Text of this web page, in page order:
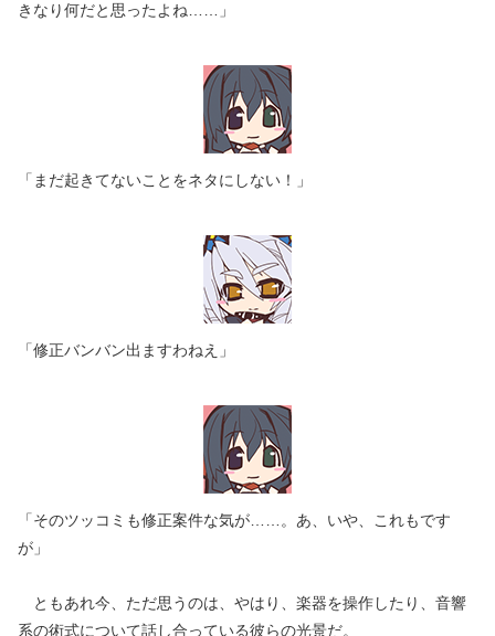
きなり何だと思ったよね……」
「まだ起きてないことをネタにしない！」
「修正バンバン出ますわねえ」
「そのツッコミも修正案件な気が……。あ、いや、これもです
が」
ともあれ今、ただ思うのは、やはり、楽器を操作したり、音響
系の術式について話し合っている彼らの光景だ。